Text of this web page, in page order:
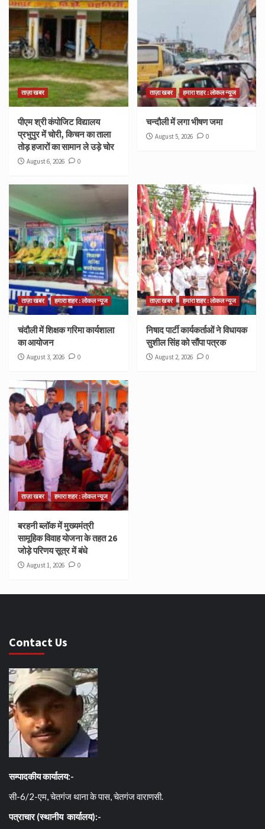
ताज़ा खबर
पीएम श्री कंपोजिट विद्यालय
प्रभुपुर में चोरी, किचन का ताला
तोड़ हजारों का सामान ले उड़े चोर
August 6, 2026 0
ताज़ा खबर हमारा शहर : लोकल न्यूज
चन्दौली में लगा भीषण जमा
August 5, 2026 0
ताज़ा खबर हमारा शहर : लोकल न्यूज
चंदौली में शिक्षक गरिमा कार्यशाला
का आयोजन
August 3, 2026 0
ताज़ा खबर हमारा शहर : लोकल न्यूज
निषाद पार्टी कार्यकर्ताओं ने विधायक
सुशील सिंह को सौंपा पत्रक
August 2, 2026 0
ताज़ा खबर हमारा शहर : लोकल न्यूज
बरहनी ब्लॉक में मुख्यमंत्री
सामूहिक विवाह योजना के तहत 26
जोड़े परिणय सूत्र में बंधे
August 1, 2026 0
Contact Us
सम्पादकीय कार्यालय:-
सी-6/2-एम, चेतगंज थाना के पास, चेतगंज वाराणसी.
पत्राचार (स्थानीय कार्यालय):-